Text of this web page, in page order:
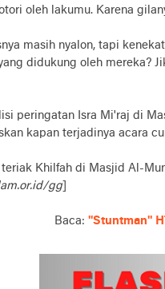
oleh lakumu. Karena
masih nyalon, tapi
didukung oleh mereka?
peringatan Isra Mi'raj di
kapan terjadinya acara
Khilfah di Masjid Al-
gg]
Baca: "Stuntman"